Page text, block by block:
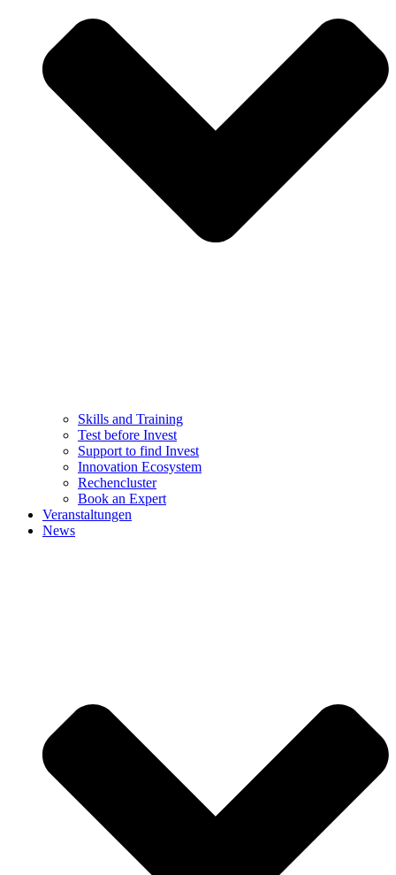
Skills and Training
Test before Invest
Support to find Invest
Innovation Ecosystem
Rechencluster​
Book an Expert
Veranstaltungen
News